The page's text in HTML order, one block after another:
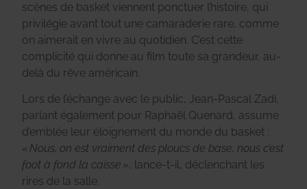
scènes de basket viennent ponctuer l’histoire, qui
privilégie avant tout une camaraderie rare, comme
on aimerait en vivre au quotidien. C’est cette
complicité qui donne au film toute sa grandeur, au-
delà du rêve américain.
Lors de l’échange avec le public, Jean-Pascal Zadi,
parlant également pour Raphaël Quenard, assume
d’emblée leur éloignement du monde du basket :
« Nous, on est vraiment des ploucs de base, nous c’est
foot à fond la caisse », lance-t-il, déclenchant les
rires de la salle.